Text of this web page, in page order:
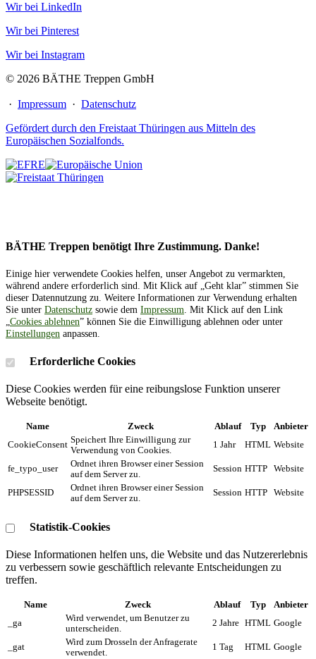
Wir bei LinkedIn
Wir bei Pinterest
Wir bei Instagram
© 2026 BÄTHE Treppen GmbH
· Impressum · Datenschutz
Gefördert durch den Freistaat Thüringen aus Mitteln des
Europäischen Sozialfonds.
BÄTHE Treppen benötigt Ihre Zustimmung. Danke!
Einige hier verwendete Cookies helfen, unser Angebot zu vermarkten,
während andere erforderlich sind. Mit Klick auf „Geht klar” stimmen Sie
dieser Datennutzung zu. Weitere Informationen zur Verwendung erhalten
Sie unter Datenschutz sowie dem Impressum. Mit Klick auf den Link
„Cookies ablehnen” können Sie die Einwilligung ablehnen oder unter
Einstellungen anpassen.
Erforderliche Cookies
Diese Cookies werden für eine reibungslose Funktion unserer
Webseite benötigt.
Name Zweck Ablauf Typ
Anbieter
CookieConsent Speichert Ihre Einwilligung zur
Verwendung von Cookies.
1 Jahr HTML Website
fe_typo_user
Ordnet ihren Browser einer Session
auf dem Server zu.
Session HTTP Website
PHPSESSID
Ordnet ihren Browser einer Session
auf dem Server zu.
Session HTTP Website
Statistik-Cookies
Diese Informationen helfen uns, die Website und das Nutzererlebnis
zu verbessern sowie geschäftlich relevante Entscheidungen zu
treffen.
Name Zweck Ablauf Typ
Anbieter
_ga
Wird verwendet, um Benutzer zu
unterscheiden.
2 Jahre HTML Google
_gat
Wird zum Drosseln der Anfragerate
verwendet.
1 Tag HTML Google